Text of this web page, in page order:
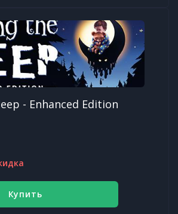
- Enhanced Edition
Купить